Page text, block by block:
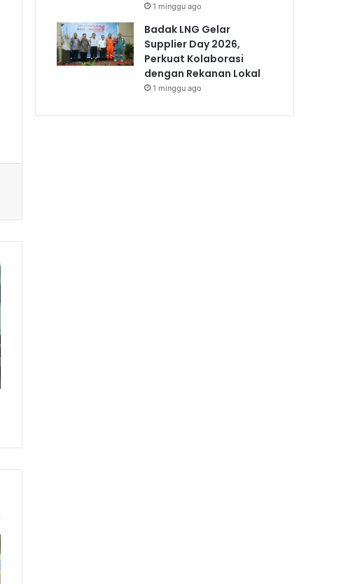
1 minggu ago
Badak LNG Gelar
Supplier Day 2026,
Perkuat Kolaborasi
dengan Rekanan Lokal
1 minggu ago